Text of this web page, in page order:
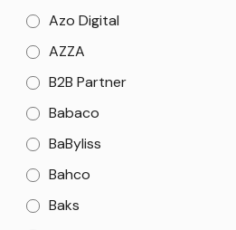
Azo Digital
AZZA
B2B Partner
Babaco
BaByliss
Bahco
Baks